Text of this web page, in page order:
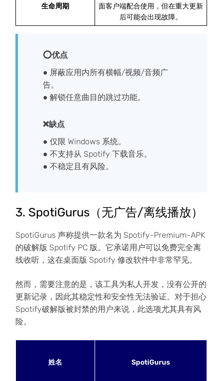
生命周期
面客户端配合使用，但在重大更新
后可能会出现故障。
⭕优点
● 屏蔽应用内所有横幅/视频/音频广
告。
● 解锁任意曲目的跳过功能。
❌缺点
● 仅限 Windows 系统。
● 不支持从 Spotify 下载音乐。
● 不稳定且有风险。
3. SpotiGurus（无广告/离线播放）
SpotiGurus 声称提供一款名为 Spotify-Premium-APK
的破解版 Spotify PC 版。它承诺用户可以免费完全离
线收听，这在桌面版 Spotify 修改软件中非常罕见。
然而，需要注意的是，该工具为私人开发，没有公开的
更新记录，因此其稳定性和安全性无法验证。对于担心
Spotify破解版被封禁的用户来说，此选项尤其具有风
险。
姓名 SpotiGurus